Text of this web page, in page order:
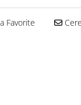
Favorite